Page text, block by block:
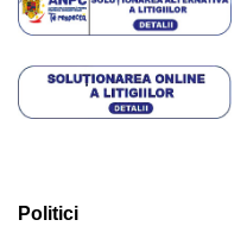
Politici